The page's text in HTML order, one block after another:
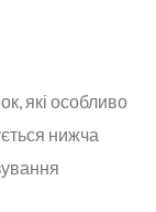
які особливо
нижча